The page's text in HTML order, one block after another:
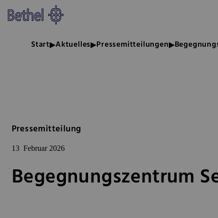
Zum Hauptinhalt springen
Zur Fußzeile springen
Bethel - Begegnungszentrum
Start Aktuelles Pressemitteilungen
Pressemitteilung
13 Februar 2026
Begegnungszentrum